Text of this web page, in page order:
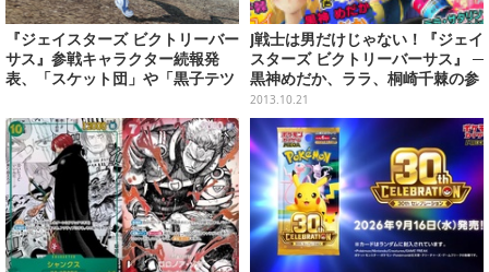
『ジェイスターズ ビクトリーバー
サス』参戦キャラクター続報発
表、「スケット団」や「黒子テツ
J戦士は男だけじゃない！『ジェイ
スターズ ビクトリーバーサス』 ─
黒神めだか、ララ、桐崎千棘の参
戦決定
2013.10.21